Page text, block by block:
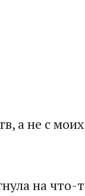
а не с
на что-